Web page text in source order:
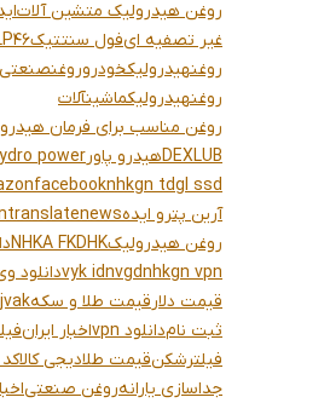
روغن هیدرولیک متشین آلات
غیر تصفیه ایفول سنتتیک
روغنهیدرولیکخودروروغنصنعتی
روغنهیدرولیکماشینآلات
روغن مناسب برای فرمان
DEXLUBهیدرو پاورpower
nhkgn tdgl ssd
facebook
آرین پترو ایدهnews
translate
روغن هیدرولیکNHKA FKDHK
nhkgn vpn
vyk idnvgdدانلود
قیمت دلارقیمت طلا و سکه
ثبت نامدانلود vpn اخبار ایران
فیلترشکنقیمت طلادیجی کالا
جداسازی یارانهروغن صنعتی